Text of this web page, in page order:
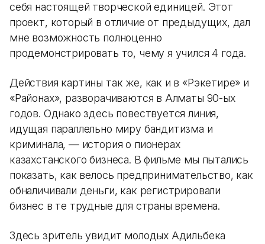
себя настоящей творческой единицей. Этот
проект, который в отличие от предыдущих, дал
мне возможность полноценно
продемонстрировать то, чему я учился 4 года.
Действия картины так же, как и в «Рэкетире» и
«Районах», разворачиваются в Алматы 90-ых
годов. Однако здесь повествуется линия,
идущая параллельно миру бандитизма и
криминала, — история о пионерах
казахстанского бизнеса. В фильме мы пытались
показать, как велось предпринимательство, как
обналичивали деньги, как регистрировали
бизнес в те трудные для страны времена.
Здесь зритель увидит молодых Адильбека